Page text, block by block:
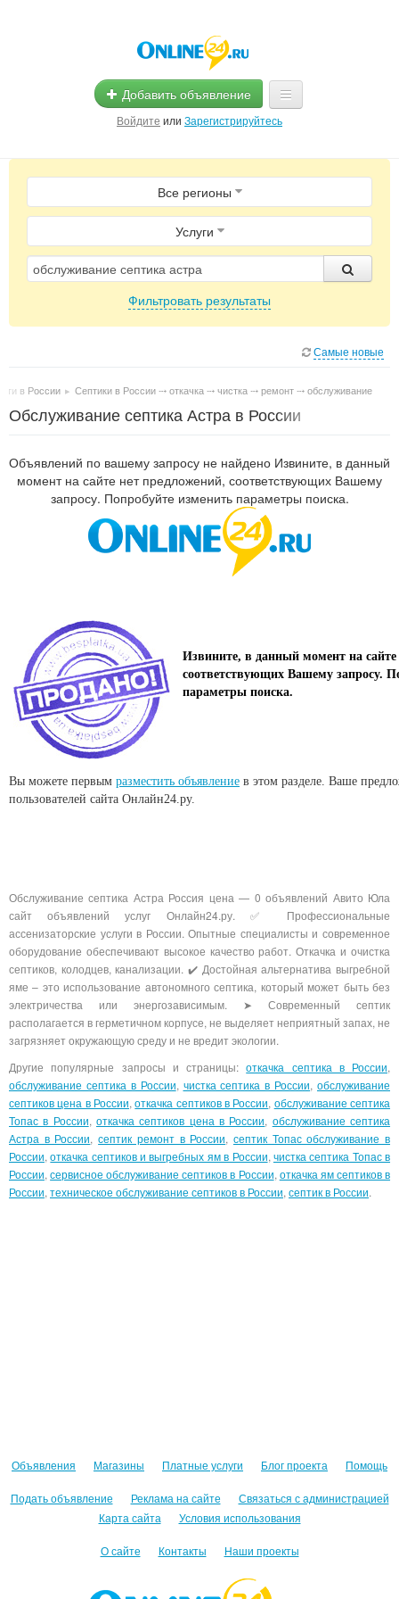
Добавить объявление
Войдите или Зарегистрируйтесь
Главная
Помощь
Услуги
Реклама
Магазины
Все регионы
Услуги
Фильтровать результаты
Самые новые
в России ▸ Септики в России ⤏ откачка ⤏ чистка ⤏ ремонт ⤏ обслуживание
Обслуживание септика Астра в России
Объявлений по вашему запросу не найдено Извините, в данный
момент на сайте нет предложений, соответствующих Вашему
запросу. Попробуйте изменить параметры поиска.
Извините, в данный момент на сайте
соответствующих Вашему запросу.
параметры поиска.
Вы можете первым разместить объявление в этом разделе. Ваше
пользователей сайта Онлайн24.ру.
Обслуживание септика Астра Россия цена — 0 объявлений Авито Юла
сайт объявлений услуг Онлайн24.ру. ✅ Профессиональные
ассенизаторские услуги в России. Опытные специалисты и современное
оборудование обеспечивают высокое качество работ. Откачка и очистка
септиков, колодцев, канализации. ✔️ Достойная альтернатива выгребной
яме – это использование автономного септика, который может быть без
электричества или энергозависимым. ➤ Современный септик
располагается в герметичном корпусе, не выделяет неприятный запах, не
загрязняет окружающую среду и не вредит экологии.
Другие популярные запросы и страницы:откачка септика в России,
обслуживание септика в России, чистка септика в России, обслуживание
септиков цена в России,откачка септиков в России, обслуживание септика
Топас в России,откачка септиков цена в России, обслуживание септика
Астра в России,септик ремонт в России, септик Топас обслуживание в
России,откачка септиков и выгребных ям в России, чистка септика Топас в
России,сервисное обслуживание септиков в России, откачка ям септиков в
России, техническое обслуживание септиков в России, септик в России.
Объявления Магазины Платные услуги Блог проекта Помощь
Подать объявление Реклама на сайте
Связаться с администрацией
Карта сайта
Условия использования
О сайте Контакты Наши проекты